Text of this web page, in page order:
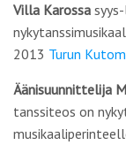
Villa Karossa
2013 Turun
Äänisuunnittelija
tanssiteos on